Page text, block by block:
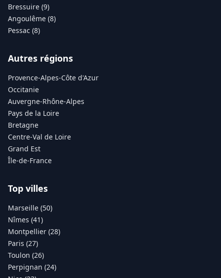
Bressuire (9)
Angoulême (8)
Pessac (8)
Autres régions
Provence-Alpes-Côte d'Azur
Occitanie
Auvergne-Rhône-Alpes
Pays de la Loire
Bretagne
Centre-Val de Loire
Grand Est
Île-de-France
Top villes
Marseille (50)
Nîmes (41)
Montpellier (28)
Paris (27)
Toulon (26)
Perpignan (24)